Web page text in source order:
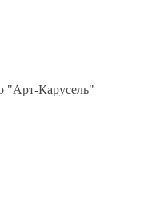
"Арт-Карусель"